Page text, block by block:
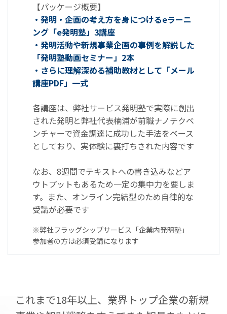
【パッケージ概要】
・発明・企画の考え方を身につけるeラーニ
ング「e発明塾」3講座
・発明活動や新規事業企画の事例を解説した
「発明塾動画セミナー」2本
・さらに理解深める補助教材として「メール
講座PDF」一式
各講座は、弊社サービス発明塾で実際に創出
された発明と弊社代表楠浦が前職ナノテクベ
ンチャーで資金調達に成功した手法をベース
としており、実体験に裏打ちされた内容です
なお、8週間でテキストへの書き込みなどア
ウトプットもあるため一定の集中力を要しま
す。また、オンライン完結型のため自律的な
受講が必要です
※弊社フラッグシップサービス「企業内発明塾」
参加者の方は必須受講になります
これまで18年以上、業界トップ企業の新規